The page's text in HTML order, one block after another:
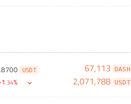
.8700 USDT
1.34%
67,113 DASH
2,071,788 USDT